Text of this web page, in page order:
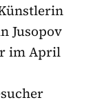
Jusopov
im April